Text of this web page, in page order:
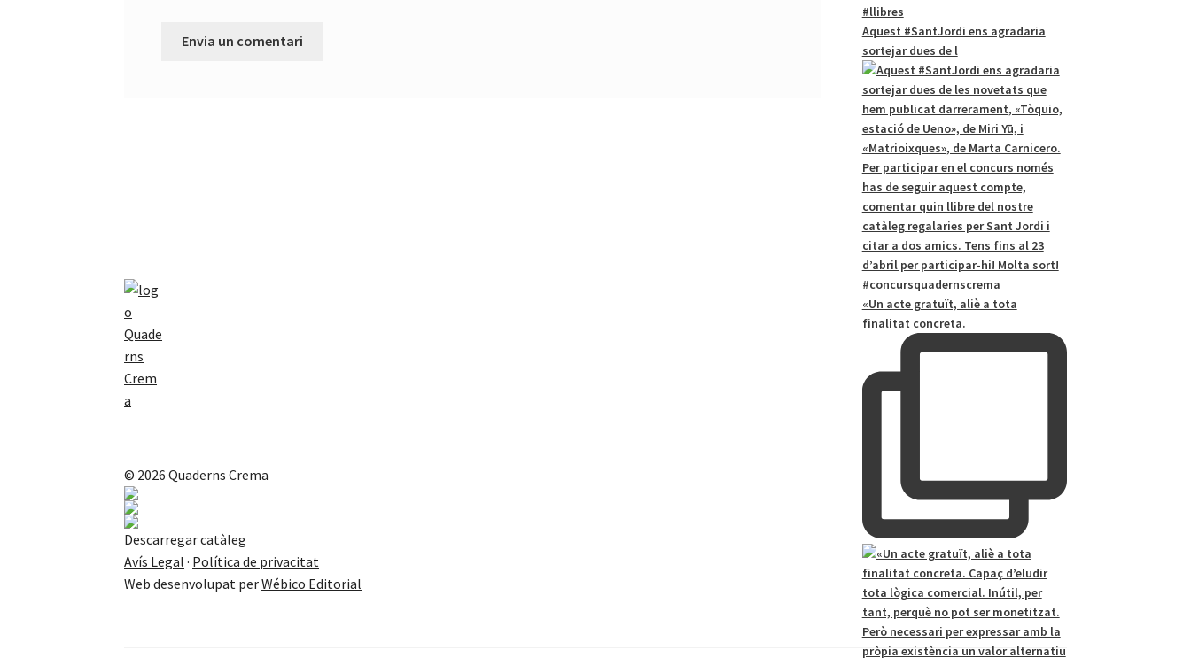
Aquest #SantJordi ens agradaria
sortejar dues de l
«Un acte gratuït, aliè a tota
finalitat concreta.
© 2026 Quaderns Crema
Descarregar catàleg
Avís Legal · Política de privacitat
Web desenvolupat perWébico Editorial